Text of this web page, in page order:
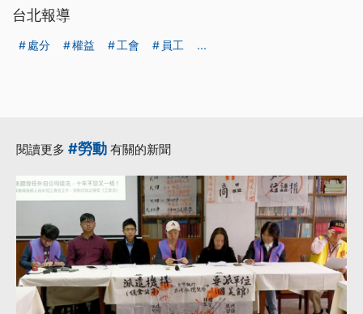
台北報導
處分 權益 工會 員工 ...
閱讀更多 #勞動 有關的新聞